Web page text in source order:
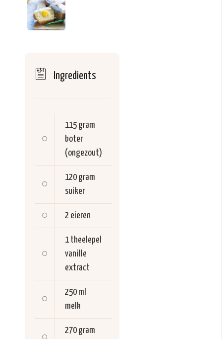
Ingredients
115 gram
boter
(ongezout)
120 gram
suiker
2 eieren
1 theelepel
vanille
extract
250 ml
melk
270 gram